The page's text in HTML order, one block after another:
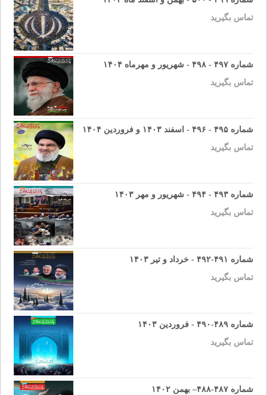
تماس بگیرید
شماره ۴۹۷ - ۴۹۸ - شهریور و مهرماه ۱۴۰۴
تماس بگیرید
شماره ۴۹۵ - ۴۹۶ - اسفند ۱۴۰۳ و فروردین ۱۴۰۴
تماس بگیرید
شماره ۴۹۳ - ۴۹۴ - شهریور و مهر ۱۴۰۳
تماس بگیرید
شماره ۴۹۱-۴۹۲ - خرداد و تیر ۱۴۰۳
تماس بگیرید
شماره ۴۸۹-۴۹۰ - فروردین ۱۴۰۳
تماس بگیرید
شماره ۴۸۷-۴۸۸– بهمن ۱۴۰۲